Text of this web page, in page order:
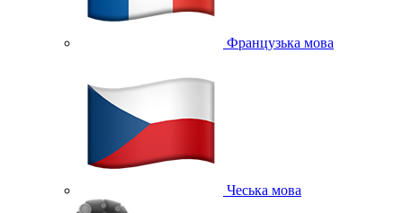
Французька мова
Чеська мова